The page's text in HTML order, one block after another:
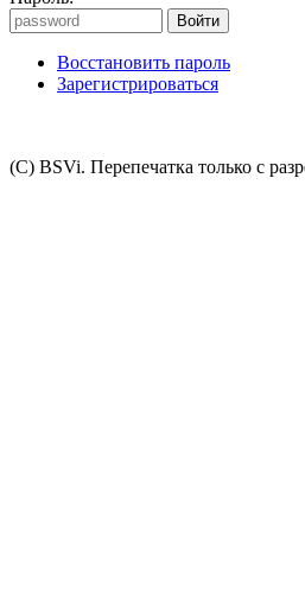
Восстановить пароль
Зарегистрироваться
(C) BSVi. Перепечатка только с